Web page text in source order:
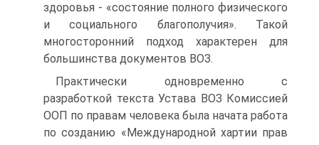
здоровья - «состояние полного физического
и социального благополучия». Такой
многосторонний подход характерен для
большинства документов ВОЗ.
Практически одновременно с
разработкой текста Устава ВОЗ Комиссией
ООП по правам человека была начата работа
по созданию «Международной хартии прав